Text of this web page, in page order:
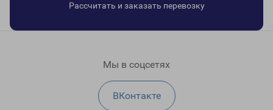
Рассчитать и заказать перевозку
Мы в соцсетях
ВКонтакте